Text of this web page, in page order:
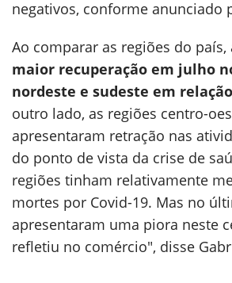
negativos, conforme anunciado
Ao comparar as regiões do país,
maior recuperação em julho
nordeste e sudeste em
outro lado, as regiões centro-
apresentaram retração nas
do ponto de vista da crise de
regiões tinham relativamente
mortes por Covid-19. Mas no
apresentaram uma piora neste
refletiu no comércio", disse